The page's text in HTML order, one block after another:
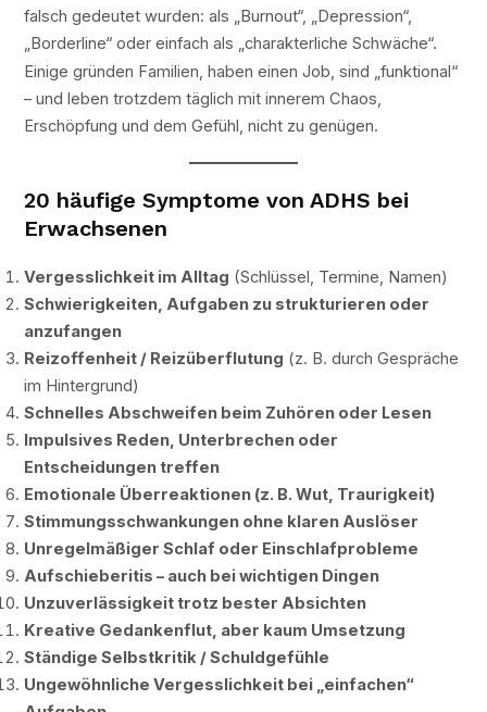
falsch gedeutet wurden: als „Burnout“, „Depression“,
„Borderline“ oder einfach als „charakterliche Schwäche“.
Einige gründen Familien, haben einen Job, sind „funktional“
– und leben trotzdem täglich mit innerem Chaos,
Erschöpfung und dem Gefühl, nicht zu genügen.
20 häufige Symptome von ADHS bei
Erwachsenen
Vergesslichkeit im Alltag (Schlüssel, Termine, Namen)
Schwierigkeiten, Aufgaben zu strukturieren oder
anzufangen
Reizoffenheit / Reizüberflutung (z. B. durch Gespräche
im Hintergrund)
Schnelles Abschweifen beim Zuhören oder Lesen
Impulsives Reden, Unterbrechen oder
Entscheidungen treffen
Emotionale Überreaktionen (z. B. Wut, Traurigkeit)
Stimmungsschwankungen ohne klaren Auslöser
Unregelmäßiger Schlaf oder Einschlafprobleme
Aufschieberitis – auch bei wichtigen Dingen
Unzuverlässigkeit trotz bester Absichten
Kreative Gedankenflut, aber kaum Umsetzung
Ständige Selbstkritik / Schuldgefühle
Ungewöhnliche Vergesslichkeit bei „einfachen“